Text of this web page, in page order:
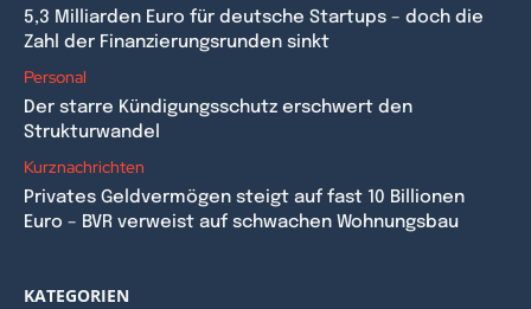
5,3 Milliarden Euro für deutsche Startups – doch die
Zahl der Finanzierungsrunden sinkt
Personal
Der starre Kündigungsschutz erschwert den
Strukturwandel
Kurznachrichten
Privates Geldvermögen steigt auf fast 10 Billionen
Euro – BVR verweist auf schwachen Wohnungsbau
KATEGORIEN